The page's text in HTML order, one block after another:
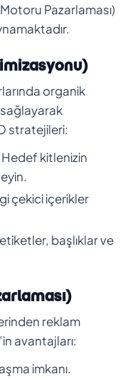
Pazarlaması)
organik
sağlayarak
stratejileri:
Hedef kitlenizin
çekici içerikler
başlıklar ve
reklam
avantajları:
imkanı.